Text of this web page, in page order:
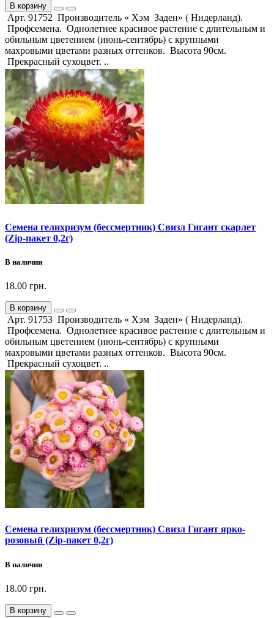
В корзину
Арт. 91752 Производитель « Хэм Заден» ( Нидерланд).
Профсемена. Однолетнее красивое растение с длительным и
обильным цветением (июнь-сентябрь) с крупными
махровыми цветами разных оттенков. Высота 90см.
Прекрасный сухоцвет. ..
Семена гелихризум (бессмертник) Свизл Гигант скарлет
(Zip-пакет 0,2г)
В наличии
18.00 грн.
В корзину
Арт. 91753 Производитель « Хэм Заден» ( Нидерланд).
Профсемена. Однолетнее красивое растение с длительным и
обильным цветением (июнь-сентябрь) с крупными
махровыми цветами разных оттенков. Высота 90см.
Прекрасный сухоцвет. ..
Семена гелихризум (бессмертник) Свизл Гигант ярко-
розовый (Zip-пакет 0,2г)
В наличии
18.00 грн.
В корзину